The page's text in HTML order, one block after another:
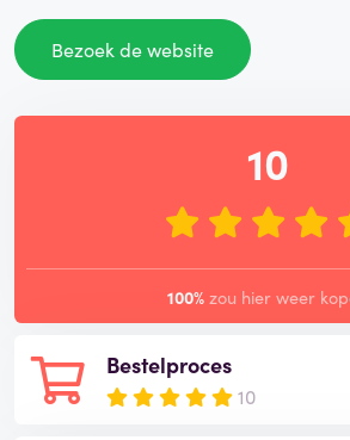
Bezoek de website
Bestelproces
10
10
100% zou hier weer